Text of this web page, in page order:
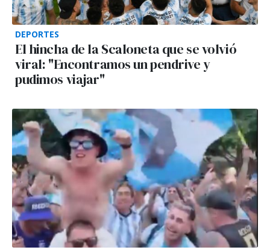
DEPORTES
El hincha de la Scaloneta que se volvió
viral: "Encontramos un pendrive y
pudimos viajar"